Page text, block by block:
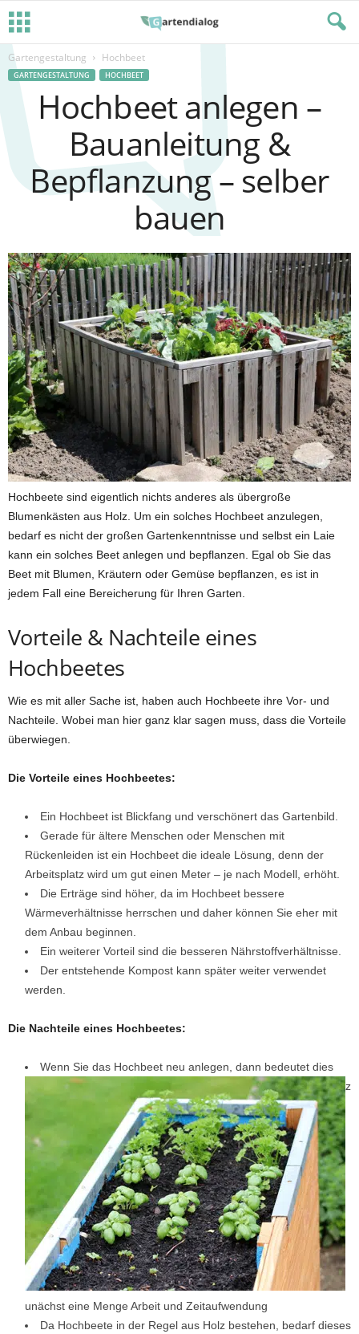
Gartengestaltung Hochbeet
GARTENGESTALTUNG HOCHBEET
Hochbeet anlegen –
Bauanleitung &
Bepflanzung – selber
bauen
Hochbeete sind eigentlich nichts anderes als übergroße
Blumenkästen aus Holz. Um ein solches Hochbeet anzulegen,
bedarf es nicht der großen Gartenkenntnisse und selbst ein Laie
kann ein solches Beet anlegen und bepflanzen. Egal ob Sie das
Beet mit Blumen, Kräutern oder Gemüse bepflanzen, es ist in
jedem Fall eine Bereicherung für Ihren Garten.
Vorteile & Nachteile eines
Hochbeetes
Wie es mit aller Sache ist, haben auch Hochbeete ihre Vor- und
Nachteile. Wobei man hier ganz klar sagen muss, dass die Vorteile
überwiegen.
Die Vorteile eines Hochbeetes:
Ein Hochbeet ist Blickfang und verschönert das Gartenbild.
Gerade für ältere Menschen oder Menschen mit
Rückenleiden ist ein Hochbeet die ideale Lösung, denn der
Arbeitsplatz wird um gut einen Meter – je nach Modell, erhöht.
Die Erträge sind höher, da im Hochbeet bessere
Wärmeverhältnisse herrschen und daher können Sie eher mit
dem Anbau beginnen.
Ein weiterer Vorteil sind die besseren Nährstoffverhältnisse.
Der entstehende Kompost kann später weiter verwendet
werden.
Die Nachteile eines Hochbeetes:
Wenn Sie das Hochbeet neu anlegen, dann bedeutet dies
z
unächst eine Menge Arbeit und Zeitaufwendung
Da Hochbeete in der Regel aus Holz bestehen, bedarf dieses